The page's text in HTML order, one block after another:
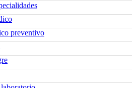
preventivo